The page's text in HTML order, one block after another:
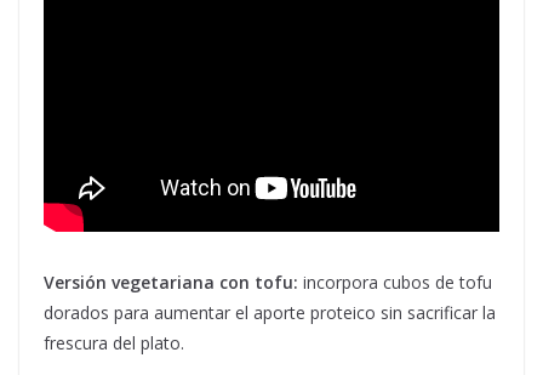
Versión vegetariana con tofu: incorpora cubos de tofu
dorados para aumentar el aporte proteico sin sacrificar la
frescura del plato.